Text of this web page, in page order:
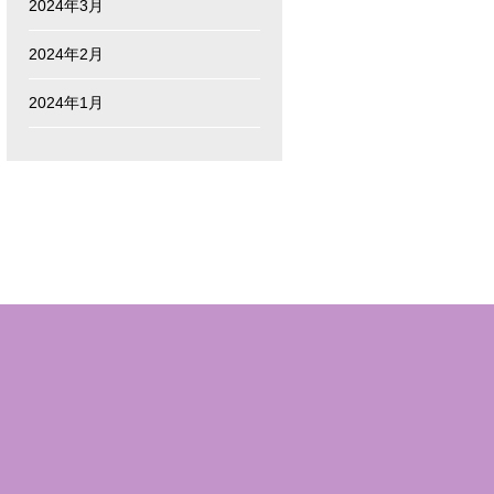
2024年3月
2024年2月
2024年1月